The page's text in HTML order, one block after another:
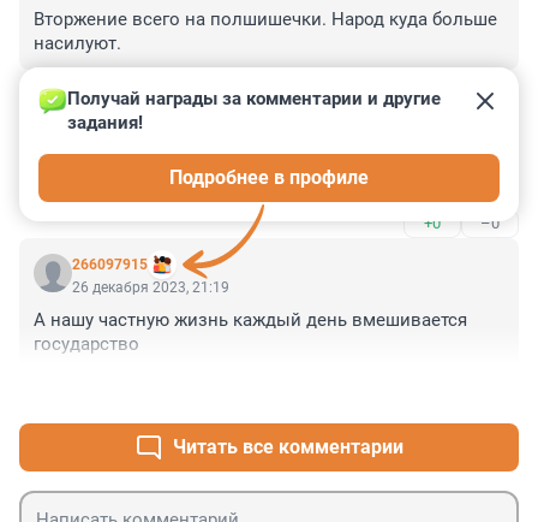
Вторжение всего на полшишечки. Народ куда больше
насилуют.
–0
Гость
И опять не мигрант... 🥱
+0 –0
266097915
Получай награды за комментарии и другие
задания!
Подробнее в профиле
26 декабря 2023, 21:19
А нашу частную жизнь каждый день вмешивается
государство
Читать все комментарии